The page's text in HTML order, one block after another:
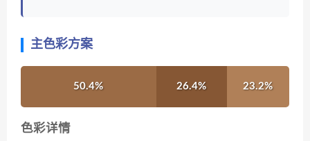
主色彩方案
50.4% 26.4% 23.2%
色彩详情